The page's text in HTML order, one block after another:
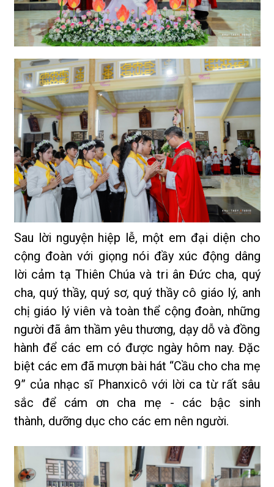
Sau lời nguyện hiệp lễ, một em đại diện cho
cộng đoàn với giọng nói đầy xúc động dâng
lời cảm tạ Thiên Chúa và tri ân Đức cha, quý
cha, quý thầy, quý sơ, quý thầy cô giáo lý, anh
chị giáo lý viên và toàn thể cộng đoàn, những
người đã âm thầm yêu thương, dạy dỗ và đồng
hành để các em có được ngày hôm nay. Đặc
biệt các em đã mượn bài hát “Cầu cho cha mẹ
9” của nhạc sĩ Phanxicô với lời ca từ rất sâu
sắc để cám ơn cha mẹ - các bậc sinh
thành, dưỡng dục cho các em nên người.